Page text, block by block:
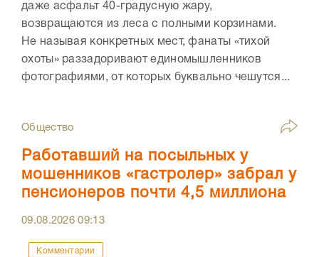
даже асфальт 40-градусную жару,
возвращаются из леса с полными корзинами.
Не называя конкретных мест, фанаты «тихой
охоты» раззадоривают единомышленников
фотографиями, от которых буквально чешутся...
Общество
Работавший на посыльных у
мошенников «гастролер» забрал у
пенсионеров почти 4,5 миллиона
09.08.202609:13
Комментарии